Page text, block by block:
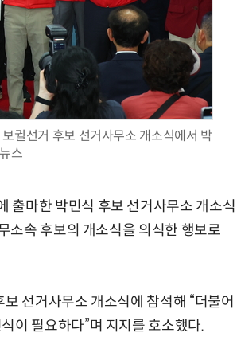
궐선거 후보 선거사무소 개소식에서 박
스
출마한 박민식 후보 선거사무소 개소식
소속 후보의 개소식을 의식한 행보로
선거사무소 개소식에 참석해 “더불어
이 필요하다”며 지지를 호소했다.